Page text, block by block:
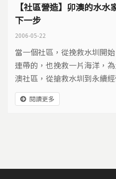
【社區營造】卯澳的水
下一步
2006-05-22
當一個社區，從挽救水圳開
連帶的，也挽救一片海洋，
澳社區，從搶救水圳到永續
浪，一步步打造心目中的水水
閱讀更多